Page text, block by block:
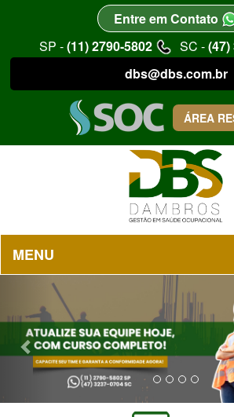
Entre em Contato
SP -(11) 2790-5802 SC -(47)
dbs@dbs.com.br
ÁREA
MENU
Previous